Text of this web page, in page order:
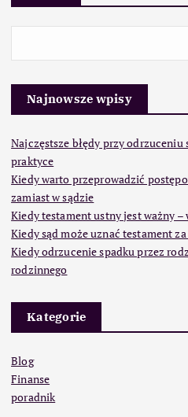
Najnowsze wpisy
Najczęstsze błędy przy odrzuceniu
praktyce
Kiedy warto przeprowadzić
zamiast w sądzie
Kiedy testament ustny jest ważny
Kiedy sąd może uznać testament
Kiedy odrzucenie spadku przez
rodzinnego
Kategorie
Blog
Finanse
poradnik